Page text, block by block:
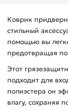
Коврик
стильный
помощью вы
предотвращая
Этот
подходит для
полиэстера он
влагу, сохраняя